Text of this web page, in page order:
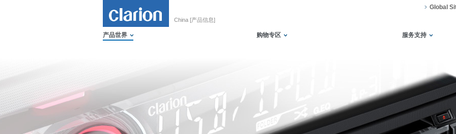
China [产品信息]
Global
产品世界 购物专区 服务支持